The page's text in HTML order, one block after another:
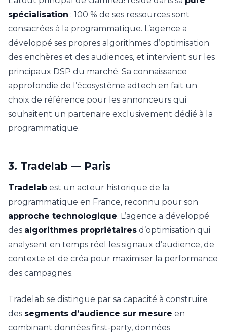
spécialisation : 100 % de ses ressources sont
consacrées à la programmatique. L’agence a
développé ses propres algorithmes d’optimisation
des enchères et des audiences, et intervient sur les
principaux DSP du marché. Sa connaissance
approfondie de l’écosystème adtech en fait un
choix de référence pour les annonceurs qui
souhaitent un partenaire exclusivement dédié à la
programmatique.
3. Tradelab — Paris
Tradelab est un acteur historique de la
programmatique en France, reconnu pour son
approche technologique. L’agence a développé
des algorithmes propriétaires d’optimisation qui
analysent en temps réel les signaux d’audience, de
contexte et de créa pour maximiser la performance
des campagnes.
Tradelab se distingue par sa capacité à construire
des segments d’audience sur mesure en
combinant données first-party, données